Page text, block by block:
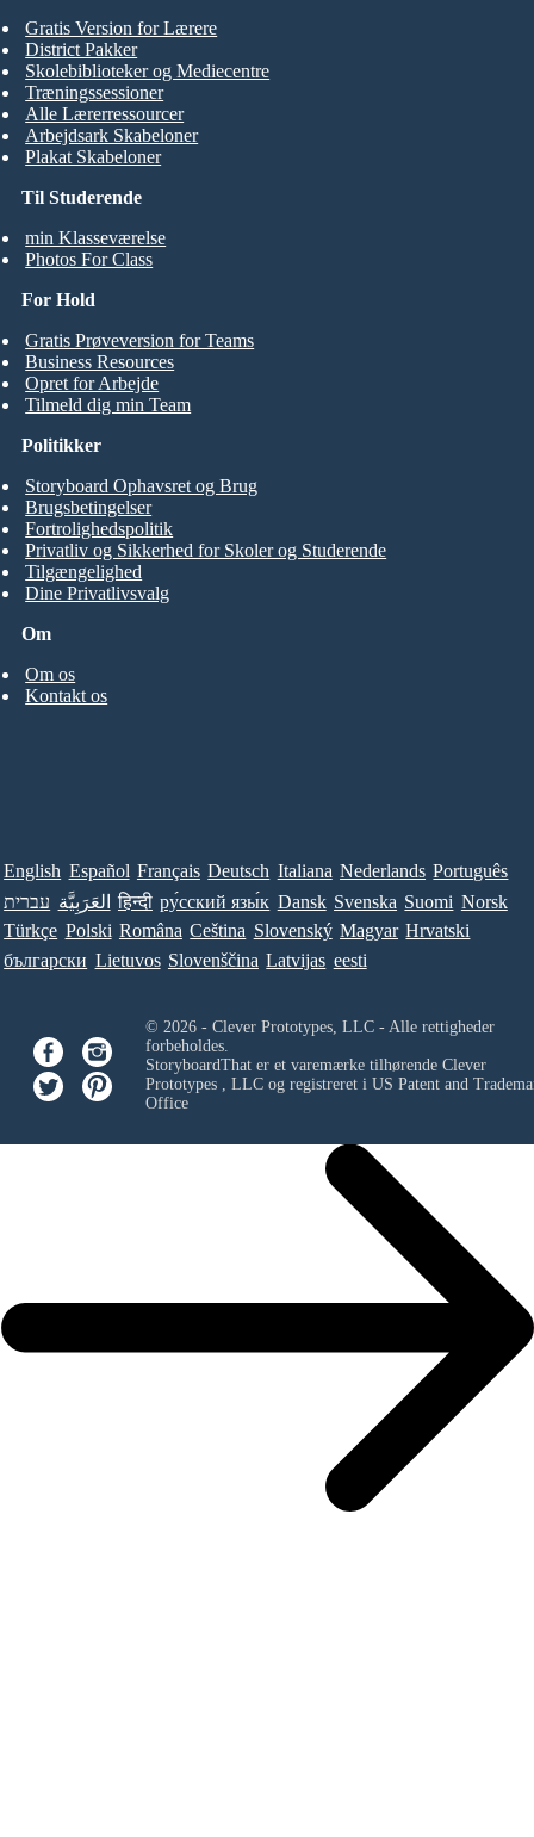
Til Studerende
min Klasseværelse
Photos For Class
Gratis Version for Lærere
District Pakker
Skolebiblioteker og Mediecentre
Træningssessioner
Alle Lærerressourcer
Arbejdsark Skabeloner
Plakat Skabeloner
For Hold
Gratis Prøveversion for Teams
Business Resources
Opret for Arbejde
Tilmeld dig min Team
Om
Om os
Kontakt os
Politikker
Storyboard Ophavsret og Brug
Brugsbetingelser
Fortrolighedspolitik
Privatliv og Sikkerhed for Skoler og Studerende
Tilgængelighed
Dine Privatlivsvalg
English Español Français Deutsch Italiana Nederlands Português
עברית العَرَبِيَّة हिन्दी ру́сский язы́к Dansk Svenska Suomi Norsk
Türkçe Polski Româna Ceština Slovenský Magyar Hrvatski
български Lietuvos Slovenščina Latvijas eesti
© 2026 - Clever Prototypes, LLC - Alle rettigheder
forbeholdes.
StoryboardThat er et varemærke tilhørende Clever
Prototypes , LLCog registreret i US Patent and
Office